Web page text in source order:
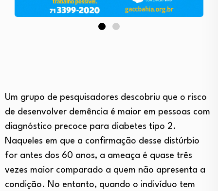
Um grupo de pesquisadores descobriu que o risco
de desenvolver demência é maior em pessoas com
diagnóstico precoce para diabetes tipo 2.
Naqueles em que a confirmação desse distúrbio
for antes dos 60 anos, a ameaça é quase três
vezes maior comparado a quem não apresenta a
condição. No entanto, quando o indivíduo tem